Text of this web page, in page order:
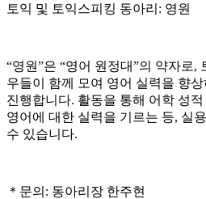
토익 및 토익스피킹 동아리: 영원
“영원”은 “영어 원정대”의 약자로,
우들이 함께 모여 영어 실력을 향
진행합니다. 활동을 통해 어학 성
영어에 대한 실력을 기르는 등, 실
수 있습니다.
＊문의: 동아리장 한주현